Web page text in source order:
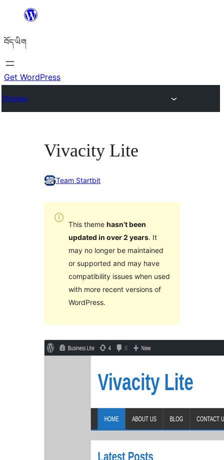
content
བོད་ཡིག
Get WordPress
Themes
Vivacity Lite
Team Startbit
This theme hasn’t been
updated in over 2 years. It
may no longer be maintained
or supported and may have
compatibility issues when used
with more recent versions of
WordPress.